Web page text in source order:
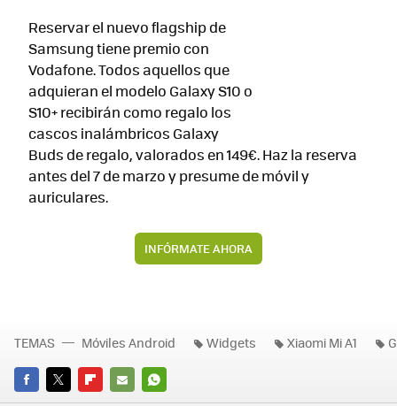
Reservar el nuevo flagship de
Samsung tiene premio con
Vodafone. Todos aquellos que
adquieran el modelo Galaxy S10 o
S10+ recibirán como regalo los
cascos inalámbricos Galaxy
Buds de regalo, valorados en 149€. Haz la reserva
antes del 7 de marzo y presume de móvil y
auriculares.
INFÓRMATE AHORA
TEMAS Móviles Android Widgets Xiaomi Mi A1